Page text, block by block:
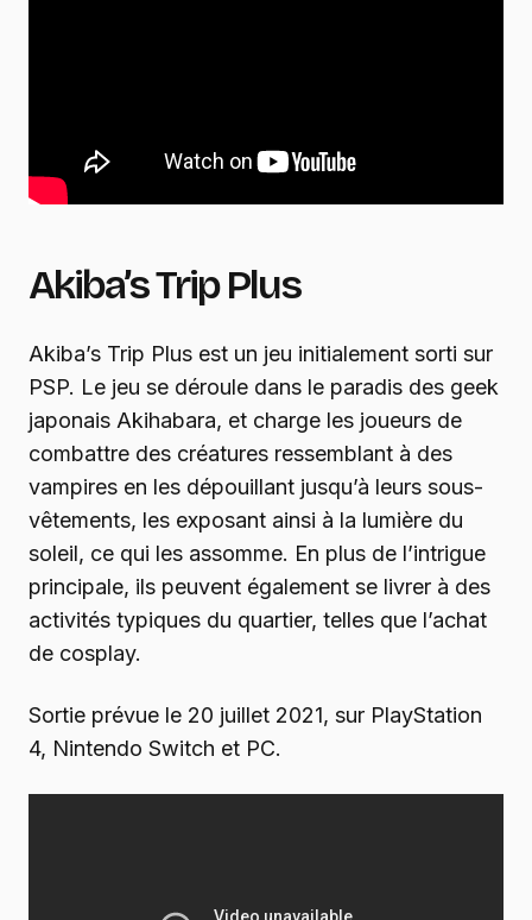
Akiba’s Trip Plus
Akiba’s Trip Plus est un jeu initialement sorti sur
PSP. Le jeu se déroule dans le paradis des geek
japonais Akihabara, et charge les joueurs de
combattre des créatures ressemblant à des
vampires en les dépouillant jusqu’à leurs sous-
vêtements, les exposant ainsi à la lumière du
soleil, ce qui les assomme. En plus de l’intrigue
principale, ils peuvent également se livrer à des
activités typiques du quartier, telles que l’achat
de cosplay.
Sortie prévue le 20 juillet 2021, sur PlayStation
4, Nintendo Switch et PC.